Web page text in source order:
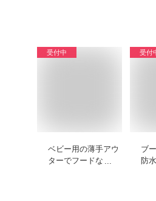
受付中
ベビー用の薄手アウ
ターでフードなしの
受付
ブ
防